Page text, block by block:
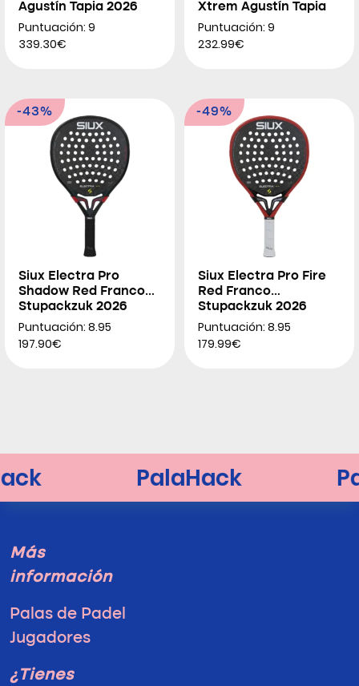
Agustín Tapia 2026
Puntuación: 9
339.30€
Xtrem Agustín Tapia
2026
Puntuación: 9
232.99€
-43%
Siux Electra Pro
Shadow Red Franco
Stupackzuk 2026
Puntuación: 8.95
197.90€
-49%
Siux Electra Pro Fire
Red Franco
Stupackzuk 2026
Puntuación: 8.95
179.99€
Más
información
Palas de Padel
Jugadores
¿Tienes